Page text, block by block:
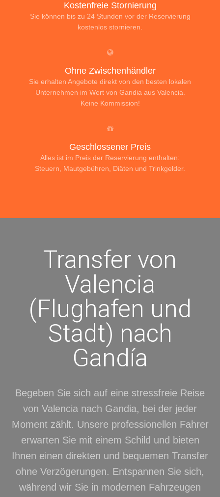
Kostenfreie Stornierung
Sie können bis zu 24 Stunden vor der Reservierung
kostenlos stornieren.
Ohne Zwischenhändler
Sie erhalten Angebote direkt von den besten lokalen
Unternehmen im Wert von Gandia aus Valencia.
Keine Kommission!
Geschlossener Preis
Alles ist im Preis der Reservierung enthalten:
Steuern, Mautgebühren, Diäten und Trinkgelder.
Transfer von
Valencia
(Flughafen und
Stadt) nach
Gandía
Begeben Sie sich auf eine stressfreie Reise
von Valencia nach Gandia, bei der jeder
Moment zählt. Unsere professionellen Fahrer
erwarten Sie mit einem Schild und bieten
Ihnen einen direkten und bequemen Transfer
ohne Verzögerungen. Entspannen Sie sich,
während wir Sie in modernen Fahrzeugen